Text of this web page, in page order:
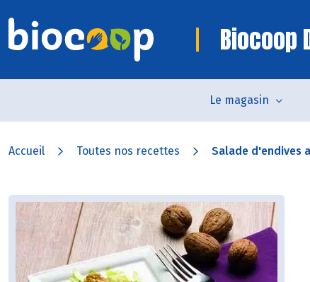
Biocoop
Le magasin
Accueil Toutes nos recettes Salade d'endives